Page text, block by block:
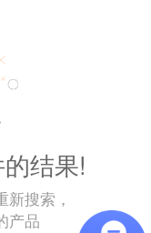
结果!
搜索，
产品